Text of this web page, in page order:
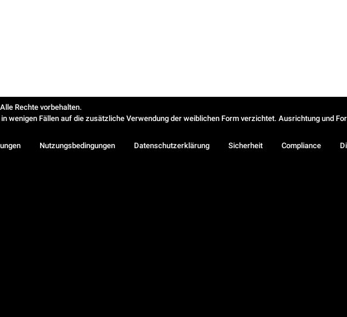
Rechte vorbehalten.
wenigen Fällen auf die zusätzliche Verwendung der weiblichen Form verzichtet. Ausrichtung und
Nutzungsbedingungen Datenschutzerklärung Sicherheit Compliance